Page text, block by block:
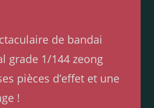
de bandai
grade 1/144 zeong
pièces d’effet et une
!